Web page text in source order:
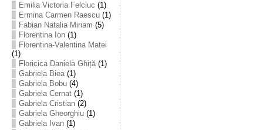
Emilia Victoria Felciuc (1)
Ermina Carmen Raescu(1)
Fabian Natalia Miriam (5)
Florentina Ion(1)
Florentina-Valentina Matei
(1)
Floricica Daniela Ghiță(1)
Gabriela Biea(1)
Gabriela Bobu(4)
Gabriela Cernat(1)
Gabriela Cristian(2)
Gabriela Gheorghiu(1)
Gabriela Ivan(1)